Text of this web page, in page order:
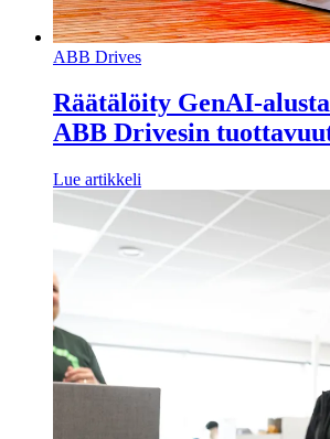
ABB Drives
Räätälöity GenAI-
ABB Drivesin
Lue artikkeli